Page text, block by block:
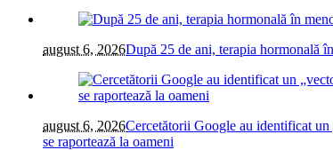
august 6, 2026După 25 de ani, terapia hormonală
august 6, 2026Cercetătorii Google au identificat
se raportează la oameni